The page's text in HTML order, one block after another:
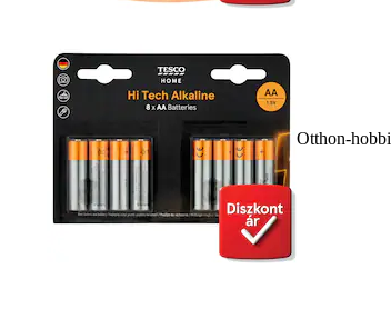
Otthon-hobbi